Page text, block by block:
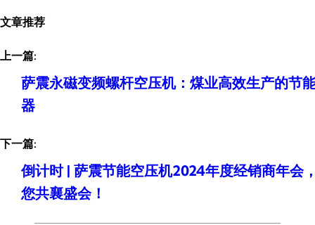
文章推荐
上一篇:
萨震永磁变频螺杆空压机：煤业高效生产的节
器
下一篇:
倒计时 | 萨震节能空压机2024年度经销商年会
您共襄盛会！